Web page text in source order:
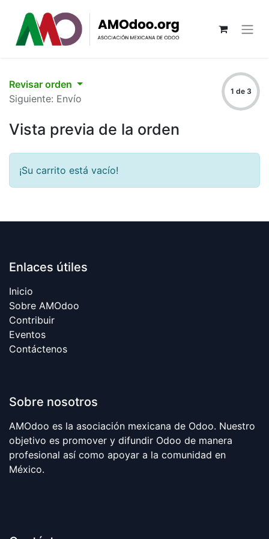
Revisar orden
Siguiente: Envío
1 de 3
Vista previa de la orden
¡Su carrito está vacío!
Enlaces útiles
Inicio​
Sobre AMOdoo
Contribuir
Eventos
Contáctenos
Sobre nosotros
AMOdoo es la asociación mexicana de Odoo. Nuestro
objetivo es promover y difundir Odoo de manera
profesional así como apoyar a la comunidad en
México.